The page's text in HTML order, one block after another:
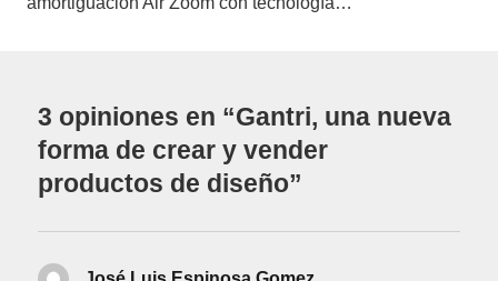
3 opiniones en “Gantri, una nueva
forma de crear y vender
productos de diseño”